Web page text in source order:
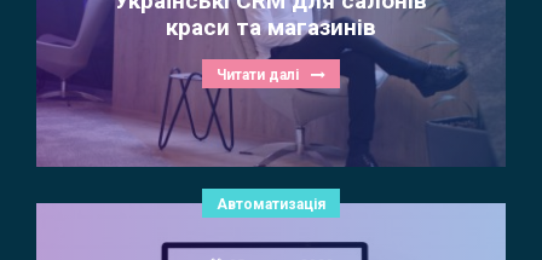
краси та магазинів
Читати далі
Автоматизація